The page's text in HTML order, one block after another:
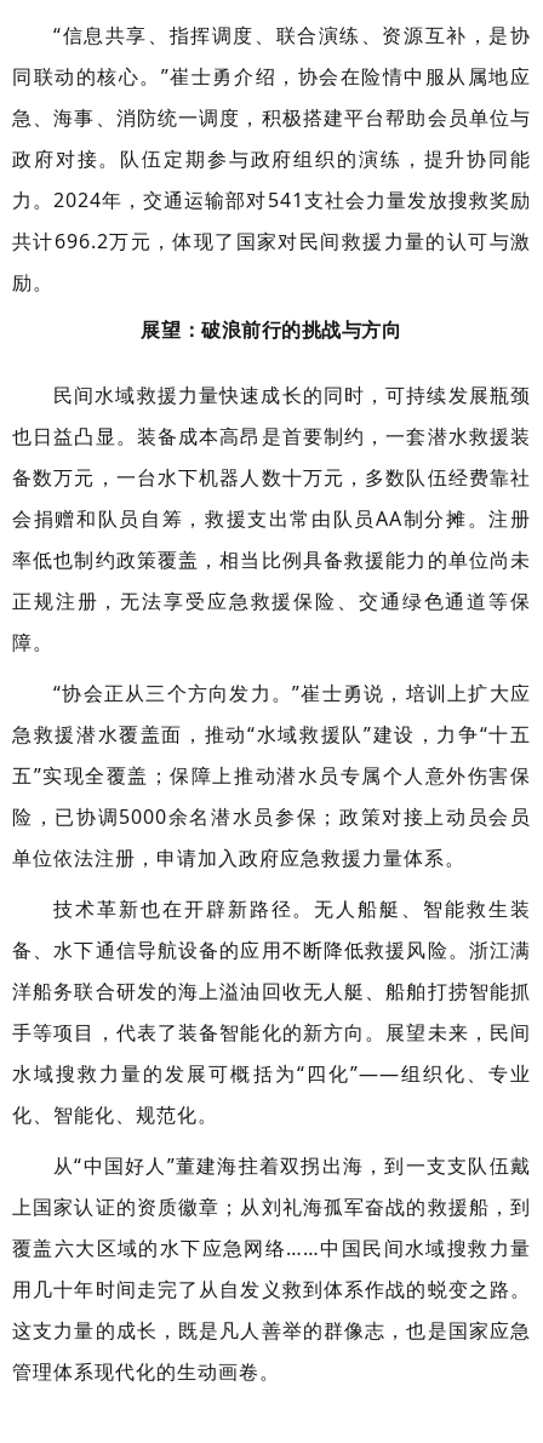
“信息共享、指挥调度、联合演练、资源互补，是协
同联动的核心。”崔士勇介绍，协会在险情中服从属地应
急、海事、消防统一调度，积极搭建平台帮助会员单位与
政府对接。队伍定期参与政府组织的演练，提升协同能
力。2024年，交通运输部对541支社会力量发放搜救奖励
共计696.2万元，体现了国家对民间救援力量的认可与激
励。
展望：破浪前行的挑战与方向
民间水域救援力量快速成长的同时，可持续发展瓶颈
也日益凸显。装备成本高昂是首要制约，一套潜水救援装
备数万元，一台水下机器人数十万元，多数队伍经费靠社
会捐赠和队员自筹，救援支出常由队员AA制分摊。注册
率低也制约政策覆盖，相当比例具备救援能力的单位尚未
正规注册，无法享受应急救援保险、交通绿色通道等保
障。
“协会正从三个方向发力。”崔士勇说，培训上扩大应
急救援潜水覆盖面，推动“水域救援队”建设，力争“十五
五”实现全覆盖；保障上推动潜水员专属个人意外伤害保
险，已协调5000余名潜水员参保；政策对接上动员会员
单位依法注册，申请加入政府应急救援力量体系。
技术革新也在开辟新路径。无人船艇、智能救生装
备、水下通信导航设备的应用不断降低救援风险。浙江满
洋船务联合研发的海上溢油回收无人艇、船舶打捞智能抓
手等项目，代表了装备智能化的新方向。展望未来，民间
水域搜救力量的发展可概括为“四化”——组织化、专业
化、智能化、规范化。
从“中国好人”董建海拄着双拐出海，到一支支队伍戴
上国家认证的资质徽章；从刘礼海孤军奋战的救援船，到
覆盖六大区域的水下应急网络……中国民间水域搜救力量
用几十年时间走完了从自发义救到体系作战的蜕变之路。
这支力量的成长，既是凡人善举的群像志，也是国家应急
管理体系现代化的生动画卷。